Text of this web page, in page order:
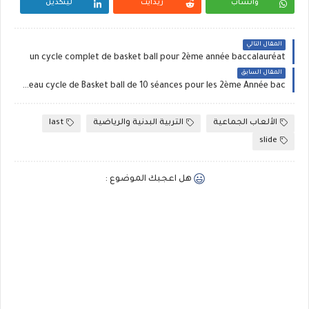
واتساب ريدايت لينكدين
المقال التالي
un cycle complet de basket ball pour 2ème année baccalauréat
المقال السابق
Un nouveau cycle de Basket ball de 10 séances pour les 2ème Année bac
الألعاب الجماعية التربية البدنية والرياضية
last
slide
هل اعجبك الموضوع :